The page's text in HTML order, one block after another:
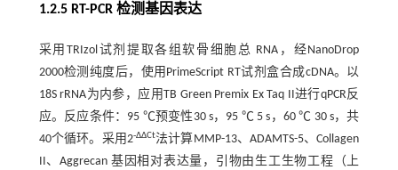
1.2.5 RT-PCR 检测基因表达
采用TRIzol试剂提取各组软骨细胞总 RNA，经NanoDrop
2000检测纯度后，使用PrimeScript RT试剂盒合成cDNA。以
18S rRNA为内参，应用TB Green Premix Ex Taq II进行qPCR反
应。反应条件：95 ℃预变性30 s，95 ℃ 5 s，60 ℃ 30 s，共
40个循环。采用2-ΔΔCt法计算MMP-13、ADAMTS-5、Collagen
II、Aggrecan 基因相对表达量，引物由生工生物工程（上